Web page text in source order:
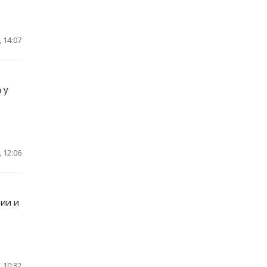
14:07
у
12:06
и